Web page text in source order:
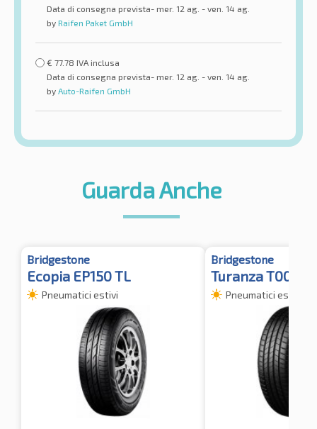
Data di consegna prevista- mer. 12 ag. - ven. 14 ag.
by Raifen Paket GmbH
€ 77.78 IVA inclusa
Data di consegna prevista- mer. 12 ag. - ven. 14 ag.
by Auto-Raifen GmbH
Guarda Anche
Bridgestone
Ecopia EP150 TL
Pneumatici estivi
Bridgestone
Turanza T005
Pneumatici estivi